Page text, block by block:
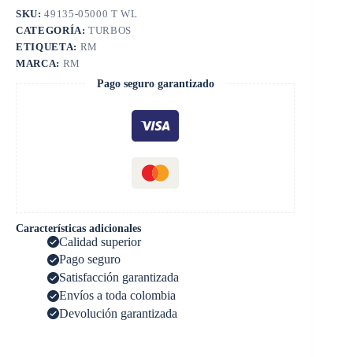
SKU:49135-05000 T WL
CATEGORÍA:TURBOS
ETIQUETA: RM
MARCA: RM
Pago seguro garantizado
Características adicionales
Calidad superior
Pago seguro
Satisfacción garantizada
Envíos a toda colombia
Devolución garantizada